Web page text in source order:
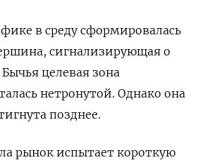
в среду сформировалась
сигнализирующая о
целевая зона
нетронутой. Однако она
позднее.
рынок испытает короткую